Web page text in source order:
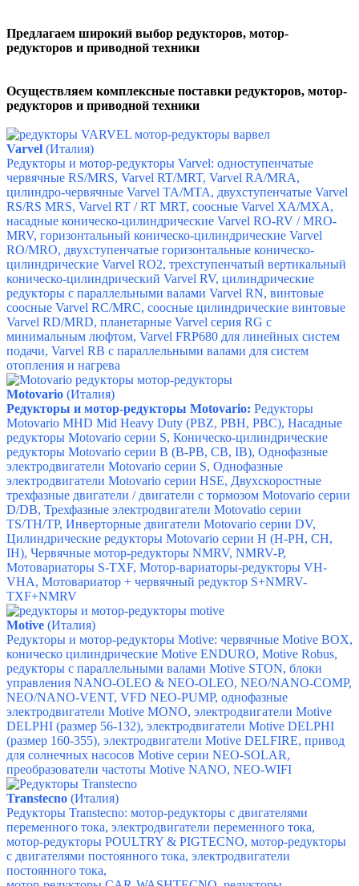
Предлагаем широкий выбор редукторов, мотор-
редукторов и приводной техники
Осуществляем комплексные поставки редукторов, мотор-
редукторов и приводной техники
Varvel (Италия)
Редукторы и мотор-редукторы Varvel: одноступенчатые
червячные RS/MRS, Varvel RT/MRT, Varvel RA/MRA,
цилиндро-червячные Varvel ТА/MТА, двухступенчатыe Varvel
RS/RS MRS, Varvel RT / RT MRT, соосные Varvel XA/MXA,
насадные коническо-цилиндрические Varvel RO-RV / MRO-
MRV, горизонтальный коническо-цилиндрические Varvel
RO/MRO, двухступенчатые горизонтальные коническо-
цилиндрические Varvel RO2, трехступенчатый вертикальный
коническо-цилиндрический Varvel RV, цилиндрические
редукторы с параллельными валами Varvel RN, винтовые
соосные Varvel RC/MRC, соосные цилиндрические винтовые
Varvel RD/MRD, планетарные Varvel серия RG с
минимальным люфтом, Varvel FRP680 для линейных систем
подачи, Varvel RB с параллельными валами для систем
отопления и нагрева
Motovario (Италия)
Редукторы и мотор-редукторы Motovario: Редукторы
Motovario MHD Mid Heavy Duty (PBZ, PBH, PBC), Насадные
редукторы Motovario серии S, Коническо-цилиндрические
редукторы Motovario серии B (B-PB, CB, IB), Однофазные
электродвигатели Motovario серии S, Однофазные
электродвигатели Motovario серии HSE, Двухскоростные
трехфазные двигатели / двигатели с тормозом Motovario серии
D/DB, Трехфазные электродвигатели Motovatio серии
TS/TH/TP, Инверторные двигатели Motovario серии DV,
Цилиндрические редукторы Motovario серии H (H-PH, CH,
IH), Червячные мотор-редукторы NMRV, NMRV-P,
Мотовариаторы S-TXF, Мотор-вариаторы-редукторы VH-
VHA, Мотовариатор + червячный редуктор S+NMRV-
TXF+NMRV
Motive (Италия)
Редукторы и мотор-редукторы Motive: червячные Motive BOX,
коническо цилиндрические Motive ENDURO, Motive Robus,
редукторы с параллельными валами Motive STON, блоки
управления NANO-OLEO & NEO-OLEO, NEO/NANO-COMP,
NEO/NANO-VENT, VFD NEO-PUMP, однофазные
электродвигатели Motive MONO, электродвигатели Motive
DELPHI (размер 56-132), электродвигатели Motive DELPHI
(размер 160-355), электродвигатели Motive DELFIRE, привод
для солнечных насосов Motive серии NEO-SOLAR,
преобразователи частоты Motive NANO, NEO-WIFI
Transtecno (Италия)
Редукторы Transtecno: мотор-редукторы с двигателями
переменного тока, электродвигатели переменного тока,
мотор-редукторы POULTRY & PIGTECNO, мотор-редукторы
с двигателями постоянного тока, электродвигатели
постоянного тока,